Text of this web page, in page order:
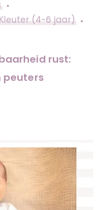
Kleuter (4-6 jaar)
rust:
peuters